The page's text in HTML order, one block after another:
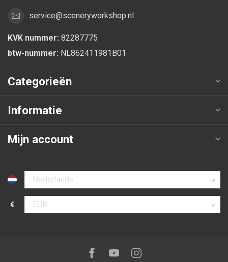
service@sceneryworkshop.nl
KVK nummer: 82287775
btw-nummer: NL862411981B01
Categorieën
Informatie
Mijn account
Selecteer taal
€
Selecteer valuta
Volg ons op:Facebook
YoutubeInstagram